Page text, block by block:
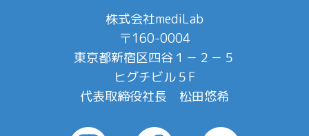
株式会社mediLab
〒160-0004
東京都新宿区四谷１－２－５
ヒグチビル５F
代表取締役社長 松田悠希